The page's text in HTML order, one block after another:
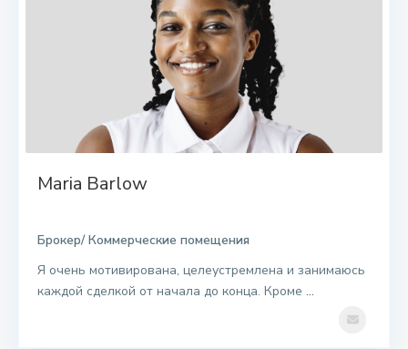
Maria Barlow
Брокер/ Коммерческие помещения
Я очень мотивирована, целеустремлена и занимаюсь
каждой сделкой от начала до конца. Кроме ...